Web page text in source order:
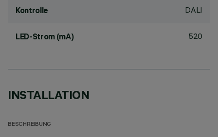
Kontrolle DALI
LED-Strom (mA) 520
INSTALLATION
BESCHREIBUNG